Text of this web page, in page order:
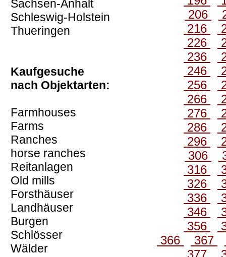
Sachsen-Anhalt
Schleswig-Holstein
Thueringen
Kaufgesuche
nach Objektarten:
Farmhouses
Farms
Ranches
horse ranches
Reitanlagen
Old mills
Forsthäuser
Landhäuser
Burgen
Schlösser
Wälder
206
216
226
236
246
256
266
276
286
296
306
316
326
336
346
356
366
367
377